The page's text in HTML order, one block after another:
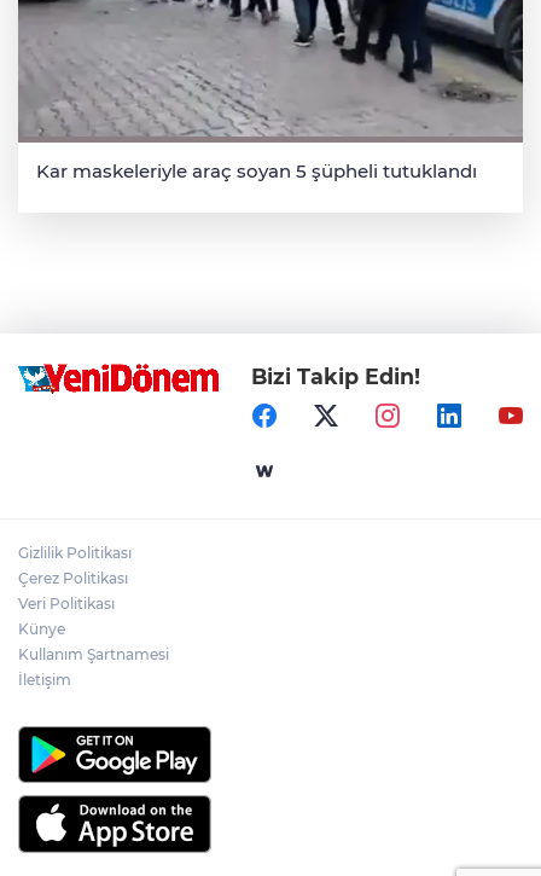
Kar maskeleriyle araç soyan 5 şüpheli tutuklandı
Bizi Takip Edin!
Gizlilik Politikası
Çerez Politikası
Veri Politikası
Künye
Kullanım Şartnamesi
İletişim